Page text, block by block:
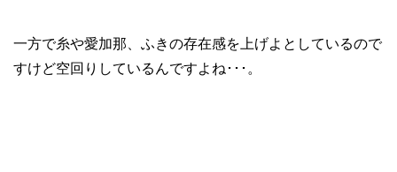
一方で糸や愛加那、ふきの存在感を上げよとしているので
すけど空回りしているんですよね･･･。